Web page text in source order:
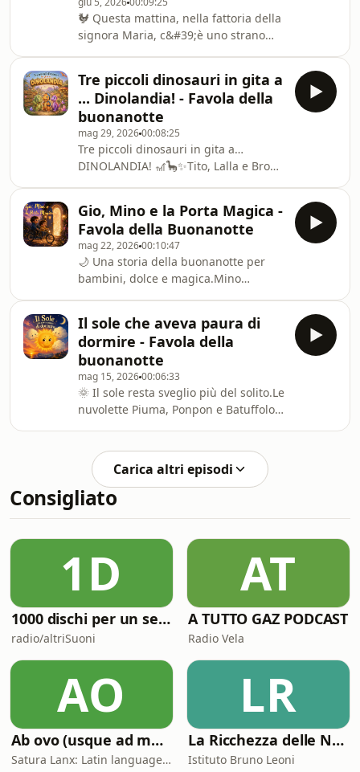
buonanotte per bambini dai 3 ai 7
anni, perfetta per rilassarsi,
addormentarsi serenamente e
scoprire il valore dell&#39;amici
🐓 Questa mattina, nella fattoria della
signora Maria, c&#39;è uno strano
Birillo partono alla sua ricerca e
scoprono che il loro amico ha bisogno
di aiuto. Riusciranno a trovare un
modo per svegliare tutta la fattoria?
Una dolce avventura tra amicizia,
collaborazione e i suoni del mattino.
Tre piccoli dinosauri in gita a
... Dinolandia! - Favola della
buonanotte
mag 29, 202600:08:25
Tre piccoli dinosauri in gita a…
DINOLANDIA! 🎢🦕✨Tito, Lalla e Bronti
preistorico davvero speciale. Tra
montagne ruggenti, profumi
irresistibili di popcorn ai semi di felce,
zucchero filato di fiori giganti e
misteriose attrazioni, i tre piccoli
amici partiranno alla ricerca della
leggendaria Giostra dei Sogni
Lenti.Una dol
Gio, Mino e la Porta Magica -
Favola della Buonanotte
mag 22, 202600:10:47
🌙 Una storia della buonanotte per
bambini, dolce e magica.Mino
troppo piccolo”. Dopo un sospiro
triste, una misteriosa porta nascosta
in una casa delle bambole si
illumina… e conduce i due fratelli in
un mondo fantastico fatto di ponti
luminosi, stelle e un tandem speciale
che funziona solo insieme. 🚲✨Una
fiaba rilassante per ba
Il sole che aveva paura di
dormire - Favola della
buonanotte
mag 15, 202600:06:33
🌞 Il sole resta sveglio più del solito.Le
nuvolette Piuma, Ponpon e Batuffolo
sole, a volte, ha bisogno di sentirsi
rassicurato.Una fiaba della
buonanotte dolce e luminosa,
dedicata a chi sta imparando che il
custodisce fino al nuovo giorno. 🌙
Carica altri episodi
Consigliato
1D
1000 dischi per un secolo
radio/altriSuoni
AT
A TUTTO GAZ PODCAST
Radio Vela
AO
Ab ovo (usque ad mala)
Satura Lanx: Latin language and literature for beginners.
LR
La Ricchezza delle Nazioni
Istituto Bruno Leoni